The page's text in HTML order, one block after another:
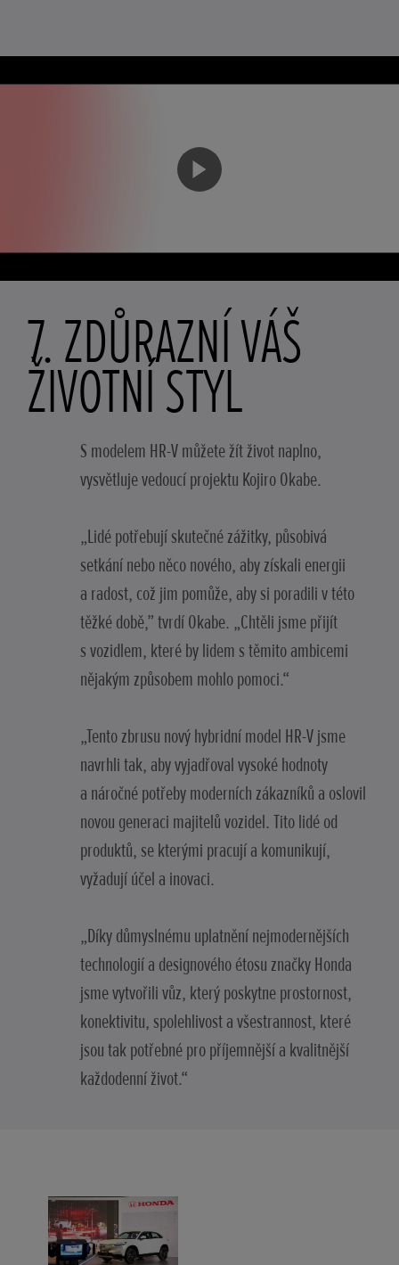
7. ZDŮRAZNÍ VÁŠ
ŽIVOTNÍ STYL
S modelem HR-V můžete žít život naplno,
vysvětluje vedoucí projektu Kojiro Okabe.
„Lidé potřebují skutečné zážitky, působivá
setkání nebo něco nového, aby získali energii
a radost, což jim pomůže, aby si poradili v této
těžké době,” tvrdí Okabe. „Chtěli jsme přijít
s vozidlem, které by lidem s těmito ambicemi
nějakým způsobem mohlo pomoci.“
„Tento zbrusu nový hybridní model HR-V jsme
navrhli tak, aby vyjadřoval vysoké hodnoty
a náročné potřeby moderních zákazníků a oslovil
novou generaci majitelů vozidel. Tito lidé od
produktů, se kterými pracují a komunikují,
vyžadují účel a inovaci.
„Díky důmyslnému uplatnění nejmodernějších
technologií a designového étosu značky Honda
jsme vytvořili vůz, který poskytne prostornost,
konektivitu, spolehlivost a všestrannost, které
jsou tak potřebné pro příjemnější a kvalitnější
každodenní život.“